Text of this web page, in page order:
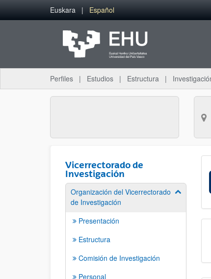
Saltar al contenido principal
Euskara Español
Perfiles Estudios Estructura
Vicerrectorado de
Investigación
Organización del Vicerrectorado
de Investigación
Mostrar/
Presentación
Estructura
Comisión de Investigación
Personal